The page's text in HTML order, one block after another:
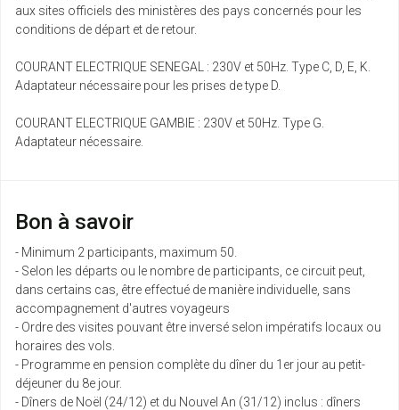
aux sites officiels des ministères des pays concernés pour les
conditions de départ et de retour.
COURANT ELECTRIQUE SENEGAL : 230V et 50Hz. Type C, D, E, K.
Adaptateur nécessaire pour les prises de type D.
COURANT ELECTRIQUE GAMBIE : 230V et 50Hz. Type G.
Adaptateur nécessaire.
Bon à savoir
- Minimum 2 participants, maximum 50.
- Selon les départs ou le nombre de participants, ce circuit peut,
dans certains cas, être effectué de manière individuelle, sans
accompagnement d'autres voyageurs
- Ordre des visites pouvant être inversé selon impératifs locaux ou
horaires des vols.
- Programme en pension complète du dîner du 1er jour au petit-
déjeuner du 8e jour.
- Dîners de Noël (24/12) et du Nouvel An (31/12) inclus : dîners